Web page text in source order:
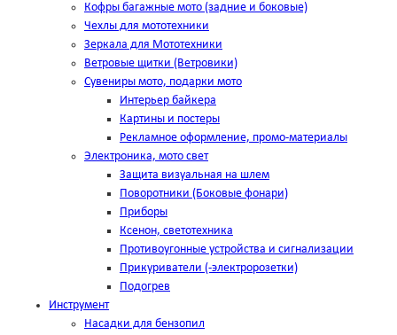
Кофры багажные мото (задние и боковые)
Чехлы для мототехники
Зеркала для Мототехники
Ветровые щитки (Ветровики)
Сувениры мото, подарки мото
Интерьер байкера
Картины и постеры
Рекламное оформление, промо-материалы
Электроника, мото свет
Защита визуальная на шлем
Поворотники (Боковые фонари)
Приборы
Ксенон, светотехника
Противоугонные устройства и сигнализации
Прикуриватели (-электророзетки)
Подогрев
Инструмент
Насадки для бензопил